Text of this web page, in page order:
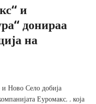
и
донираа
на
Ново Село добија
Еуромакс, , која